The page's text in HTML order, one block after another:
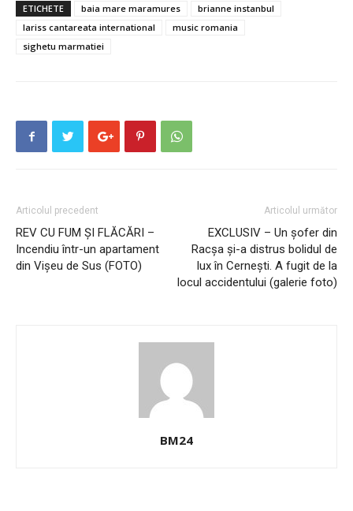
ETICHETE baia mare maramures
brianne instanbul
lariss cantareata international
music romania
sighetu marmatiei
Articolul precedent
REV CU FUM ȘI FLĂCĂRI –
Incendiu într-un apartament
din Vișeu de Sus (FOTO)
Articolul următor
EXCLUSIV – Un șofer din
Racșa și-a distrus bolidul de
lux în Cernești. A fugit de la
locul accidentului (galerie foto)
BM24